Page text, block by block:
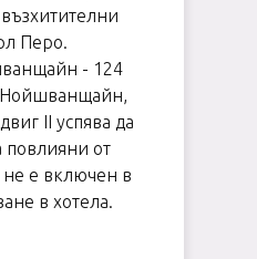
Перо.
- 124
Нойшванщайн,
ІІ успява да
повлияни от
не е включен в
в хотела.